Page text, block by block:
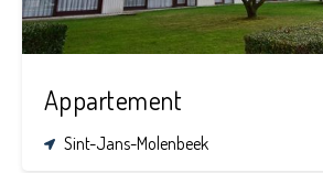
Appartement
Sint-Jans-Molenbeek